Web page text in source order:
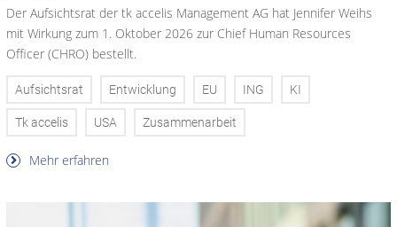
Der Aufsichtsrat der tk accelis Management AG hat Jennifer Weihs
mit Wirkung zum 1. Oktober 2026 zur Chief Human Resources
Officer (CHRO) bestellt.
Aufsichtsrat Entwicklung EU ING KI
Tk accelis USA Zusammenarbeit
Mehr erfahren